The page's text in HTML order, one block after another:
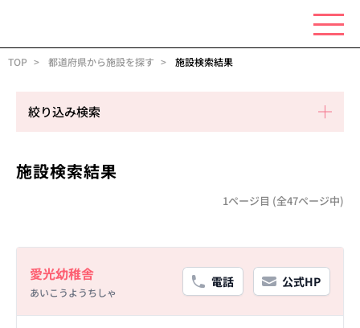
TOP 都道府県から施設を探す 施設検索結果
絞り込み検索
施設検索結果
1ページ目 (全47ページ中)
愛光幼稚舎
あいこうようちしゃ
電話 公式HP